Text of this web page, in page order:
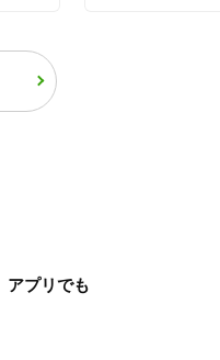
アプリでも